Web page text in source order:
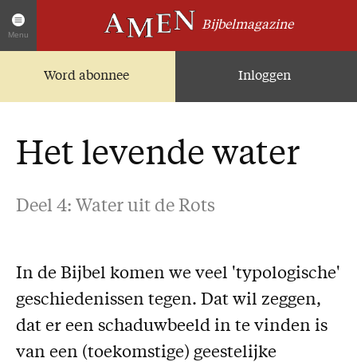
Menu
Bijbelmagazine
Word abonnee Inloggen
Artikelen
Zoek in alle artikelen
Facebook
Abonnementen
Geschenkabonnement
Proefnummer AMEN
Steun AMEN
Het levende water
Deel 4: Water uit de Rots
In de Bijbel komen we veel 'typologische'
geschiedenissen tegen. Dat wil zeggen,
dat er een schaduwbeeld in te vinden is
van een (toekomstige) geestelijke